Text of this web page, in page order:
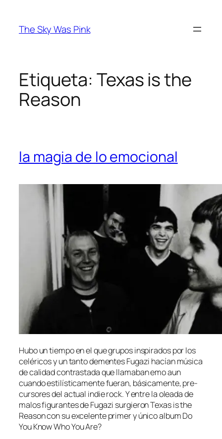
contenido
The Sky Was Pink
Etiqueta: Texas is the
Reason
la magia de lo emocional
Hubo un tiem­po en el que gru­pos ins­pi­ra­dos por los
ce­lé­ri­cos y un tan­to de­men­tes Fugazi ha­cían mú­si­ca
de ca­li­dad con­tras­ta­da que lla­ma­ban emo aun
cuan­do es­ti­lís­ti­ca­men­te fue­ran, bá­si­ca­men­te, pre­
cur­so­res del ac­tual in­die rock. Y en­tre la olea­da de
ma­los fi­gu­ran­tes de Fugazi sur­gie­ron Texas is the
Reason con su ex­ce­len­te pri­mer y úni­co al­bum Do
You Know Who You Are?